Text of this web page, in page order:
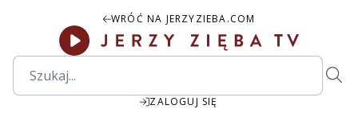
WRÓĆ NA JERZYZIEBA.COM
ZALOGUJ SIĘ